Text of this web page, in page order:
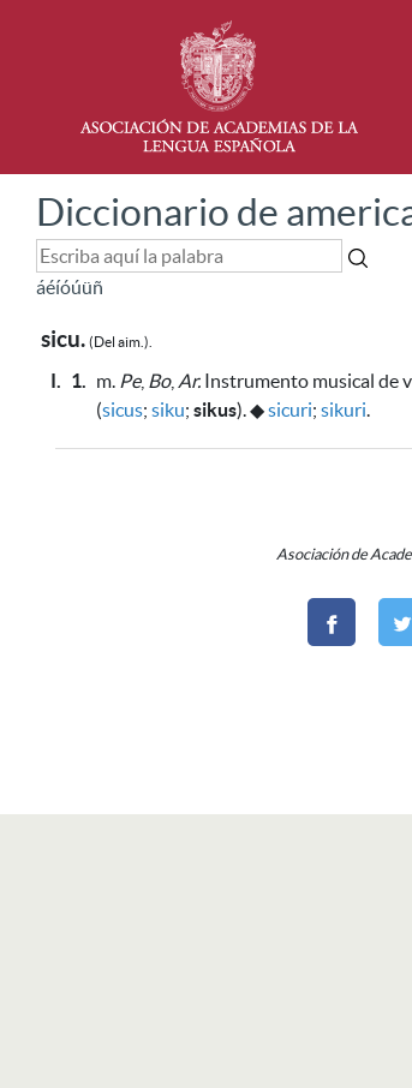
Diccionario de
áéíóúüñ
sicu. (Del aim.).
I. 1. m. Pe, Bo, Ar. Instrumento musical de
(sicus; siku; sikus).◆sicuri; sikuri.
Asociación de